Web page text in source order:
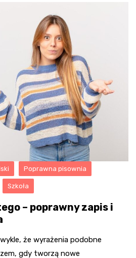
Poprawna pisownia
Szkoła
– poprawny zapis i
że wyrażenia podobne
gdy tworzą nowe